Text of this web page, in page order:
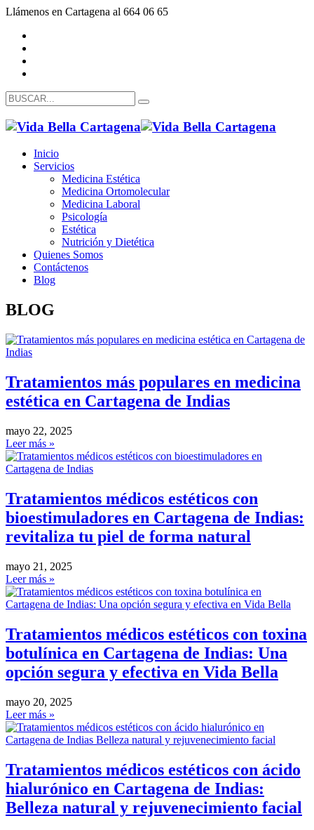
Llámenos en Cartagena al 664 06 65
Inicio
Servicios
Medicina Estética
Medicina Ortomolecular
Medicina Laboral
Psicología
Estética
Nutrición y Dietética
Quienes Somos
Contáctenos
Blog
BLOG
Tratamientos más populares en medicina
estética en Cartagena de Indias
mayo 22, 2025
Leer más »
Tratamientos médicos estéticos con
bioestimuladores en Cartagena de Indias:
revitaliza tu piel de forma natural
mayo 21, 2025
Leer más »
Tratamientos médicos estéticos con toxina
botulínica en Cartagena de Indias: Una
opción segura y efectiva en Vida Bella
mayo 20, 2025
Leer más »
Tratamientos médicos estéticos con ácido
hialurónico en Cartagena de Indias:
Belleza natural y rejuvenecimiento facial